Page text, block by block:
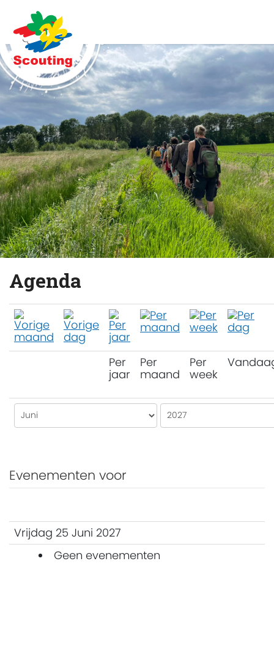
Agenda
Per
jaar
Per
maand
Per
week
Evenementen voor
Vrijdag 25 Juni 2027
Geen evenementen